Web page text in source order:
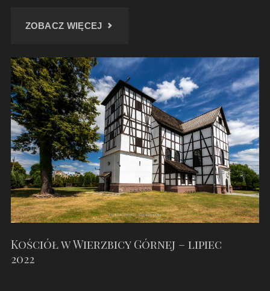
ZOBACZ WIĘCEJ"DREWNIANY
W
GIERAŁCICACH"
Kościół w Wierzbicy Górnej – lipiec
2022